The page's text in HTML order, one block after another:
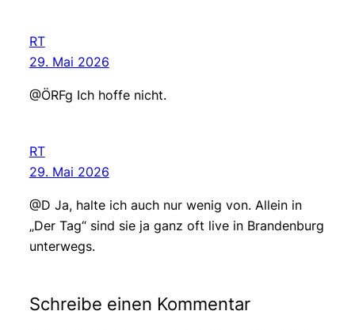
RT
29. Mai 2026
@ÖRFg Ich hoffe nicht.
RT
29. Mai 2026
@D Ja, halte ich auch nur wenig von. Allein in
„Der Tag“ sind sie ja ganz oft live in Brandenburg
unterwegs.
Schreibe einen Kommentar